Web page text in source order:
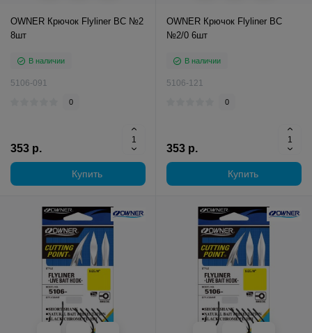
OWNER Крючок Flyliner BC №2
8шт
В наличии
5106-091
0
353 р.
Купить
OWNER Крючок Flyliner BC
№2/0 6шт
В наличии
5106-121
0
353 р.
Купить